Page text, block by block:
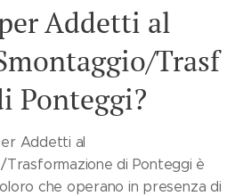
Addetti al
Trasf
Ponteggi?
Addetti al
di Ponteggi è
che operano in presenza di